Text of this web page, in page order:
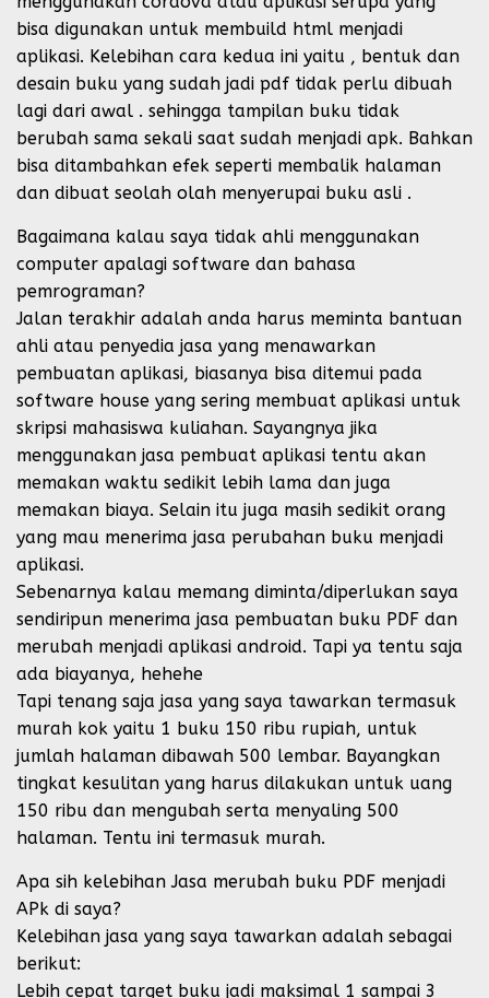
bisa digunakan untuk membuild html menjadi
aplikasi. Kelebihan cara kedua ini yaitu , bentuk dan
desain buku yang sudah jadi pdf tidak perlu dibuah
lagi dari awal . sehingga tampilan buku tidak
berubah sama sekali saat sudah menjadi apk. Bahkan
bisa ditambahkan efek seperti membalik halaman
dan dibuat seolah olah menyerupai buku asli .
Bagaimana kalau saya tidak ahli menggunakan
computer apalagi software dan bahasa
pemrograman?
Jalan terakhir adalah anda harus meminta bantuan
ahli atau penyedia jasa yang menawarkan
pembuatan aplikasi, biasanya bisa ditemui pada
software house yang sering membuat aplikasi untuk
skripsi mahasiswa kuliahan. Sayangnya jika
menggunakan jasa pembuat aplikasi tentu akan
memakan waktu sedikit lebih lama dan juga
memakan biaya. Selain itu juga masih sedikit orang
yang mau menerima jasa perubahan buku menjadi
aplikasi.
Sebenarnya kalau memang diminta/diperlukan saya
sendiripun menerima jasa pembuatan buku PDF dan
merubah menjadi aplikasi android. Tapi ya tentu saja
ada biayanya, hehehe
Tapi tenang saja jasa yang saya tawarkan termasuk
murah kok yaitu 1 buku 150 ribu rupiah, untuk
jumlah halaman dibawah 500 lembar. Bayangkan
tingkat kesulitan yang harus dilakukan untuk uang
150 ribu dan mengubah serta menyaling 500
halaman. Tentu ini termasuk murah.
Apa sih kelebihan Jasa merubah buku PDF menjadi
APk di saya?
Kelebihan jasa yang saya tawarkan adalah sebagai
berikut:
Lebih cepat target buku jadi maksimal 1 sampai 3